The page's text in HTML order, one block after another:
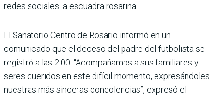
redes sociales la escuadra rosarina.
El Sanatorio Centro de Rosario informó en un
comunicado que el deceso del padre del futbolista se
registró a las 2:00. “Acompañamos a sus familiares y
seres queridos en este difícil momento, expresándoles
nuestras más sinceras condolencias”, expresó el